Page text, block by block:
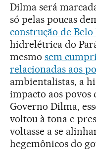
Dilma será
só pelas poucas
construção de
hidrelétrica do
mesmo sem
relacionadas aos
ambientalistas, a
impacto aos povos
Governo Dilma,
voltou à tona e
voltasse a se
hegemônicos do